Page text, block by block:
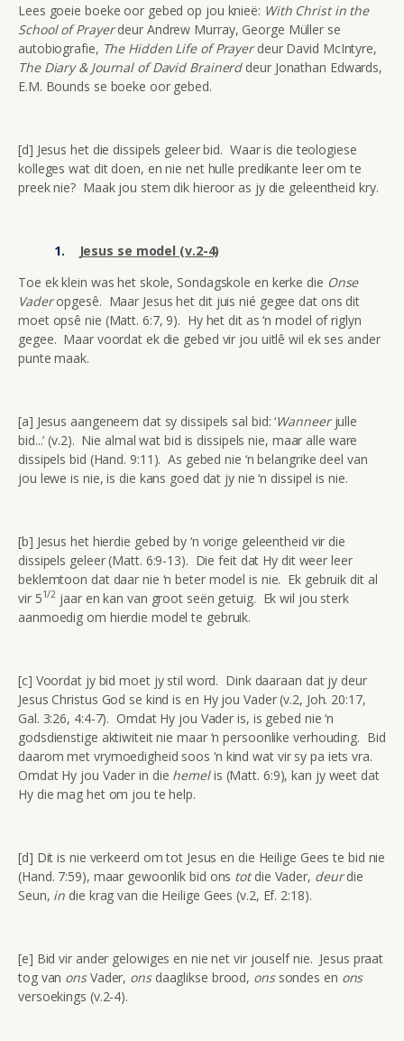
Lees goeie boeke oor gebed op jou knieë: With Christ in the
School of Prayerdeur Andrew Murray, George Müller se
autobiografie, The Hidden Life of Prayerdeur David McIntyre,
The Diary & Journal of David Brainerddeur Jonathan Edwards,
E.M. Bounds se boeke oor gebed.
[d] Jesus het die dissipels geleer bid. Waar is die teologiese
kolleges wat dit doen, en nie net hulle predikante leer om te
preek nie? Maak jou stem dik hieroor as jy die geleentheid kry.
Jesus se model (v.2-4)
Toe ek klein was het skole, Sondagskole en kerke die Onse
Vaderopgesê. Maar Jesus het dit juis nié gegee dat ons dit
moet opsê nie (Matt. 6:7, 9). Hy het dit as ‘n model of riglyn
gegee. Maar voordat ek die gebed vir jou uitlê wil ek ses ander
punte maak.
[a] Jesus aangeneem dat sy dissipels sal bid: ‘Wanneerjulle
bid...’ (v.2). Nie almal wat bid is dissipels nie, maar alle ware
dissipels bid (Hand. 9:11). As gebed nie ‘n belangrike deel van
jou lewe is nie, is die kans goed dat jy nie ‘n dissipel is nie.
[b] Jesus het hierdie gebed by ‘n vorige geleentheid vir die
dissipels geleer (Matt. 6:9-13). Die feit dat Hy dit weer leer
beklemtoon dat daar nie ‘n beter model is nie. Ek gebruik dit al
vir 51/2 jaar en kan van groot seën getuig. Ek wil jou sterk
aanmoedig om hierdie model te gebruik.
[c] Voordat jy bid moet jy stil word. Dink daaraan dat jy deur
Jesus Christus God se kind is en Hy jou Vader (v.2, Joh. 20:17,
Gal. 3:26, 4:4-7). Omdat Hy jou Vader is, is gebed nie ‘n
godsdienstige aktiwiteit nie maar ‘n persoonlike verhouding. Bid
daarom met vrymoedigheid soos ‘n kind wat vir sy pa iets vra.
Omdat Hy jou Vader in die hemelis (Matt. 6:9), kan jy weet dat
Hy die mag het om jou te help.
[d] Dit is nie verkeerd om tot Jesus en die Heilige Gees te bid nie
(Hand. 7:59), maar gewoonlik bid ons totdie Vader, deurdie
Seun, in die krag van die Heilige Gees (v.2, Ef. 2:18).
[e] Bid vir ander gelowiges en nie net vir jouself nie. Jesus praat
tog van onsVader, ons daaglikse brood, ons sondes en ons
versoekings (v.2-4).